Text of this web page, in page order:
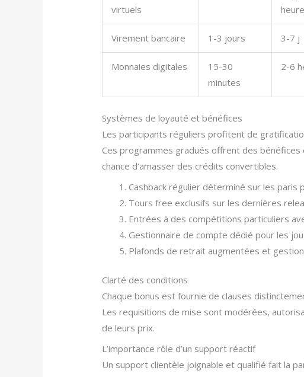
virtuels
Virement bancaire 1-3 jours 3-7 j
Monnaies digitales
15-30
minutes
2-6
Systèmes de loyauté et bénéfices
Les participants réguliers profitent de
Ces programmes gradués offrent des bénéfices
chance d’amasser des crédits convertibles.
Cashback régulier déterminé sur les
Tours free exclusifs sur les dernières
Entrées à des compétitions particuliers
Gestionnaire de compte dédié pour les
Plafonds de retrait augmentées et
Clarté des conditions
Chaque bonus est fournie de clauses
Les requisitions de mise sont modérées,
de leurs prix.
L’importance rôle d’un support réactif
Un support clientèle joignable et qualifié fait la